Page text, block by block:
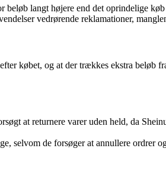
langt højere end det oprindelige
vedrørende reklamationer,
købet, og at der trækkes ekstra beløb
at returnere varer uden held, da
selvom de forsøger at annullere ordrer